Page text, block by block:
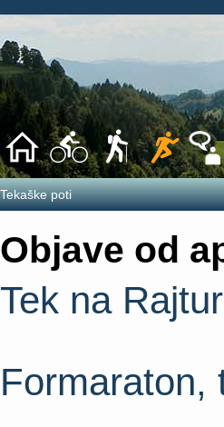
Tekaške poti
Objave od
Tek na
Formaraton,